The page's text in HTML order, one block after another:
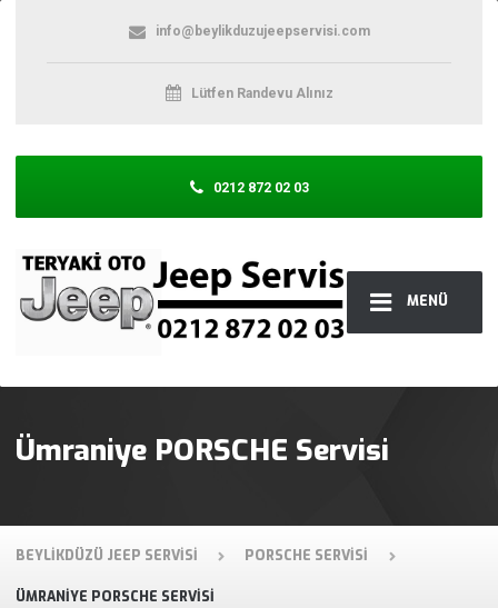
MENÜ
info@beylikduzujeepservisi.com
Lütfen Randevu Alınız
0212 872 02 03
Ümraniye PORSCHE Servisi
BEYLIKDÜZÜ JEEP SERVISI PORSCHE SERVISI
ÜMRANIYE PORSCHE SERVISI